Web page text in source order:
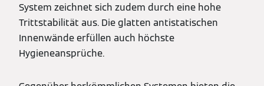
System zeichnet sich zudem durch eine hohe
Trittstabilität aus. Die glatten antistatischen
Innenwände erfüllen auch höchste
Hygieneansprüche.